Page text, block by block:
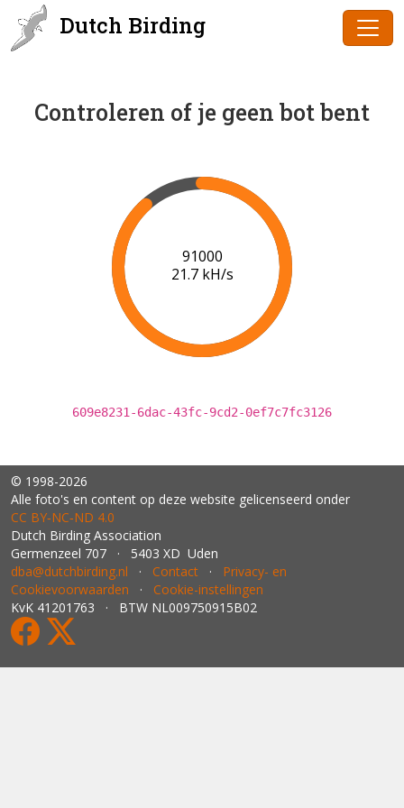
Dutch Birding
Controleren of je geen bot bent
91000
21.7 kH/s
609e8231-6dac-43fc-9cd2-0ef7c7fc3126
© 1998-2026
Alle foto's en content op deze website gelicenseerd onder
CC BY‑NC‑ND 4.0
Dutch Birding Association
Germenzeel 707 · 5403 XD Uden
dba@dutchbirding.nl · Contact · Privacy- en
Cookievoorwaarden · Cookie-instellingen
KvK 41201763 · BTW NL009750915B02